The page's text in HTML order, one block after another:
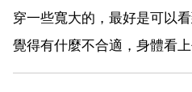
穿一些寬大的，最好是可以
覺得有什麼不合適，身體看上